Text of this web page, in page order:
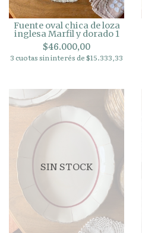
Fuente oval chica de loza
inglesa Marfil y dorado 1
$46.000,00
3 cuotas sin interés de $15.333,33
SIN STOCK